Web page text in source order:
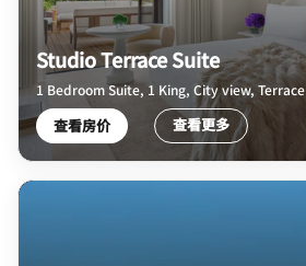
Studio Terrace Suite
1 Bedroom Suite, 1 King, City view, Terrace
查看房价 查看更多